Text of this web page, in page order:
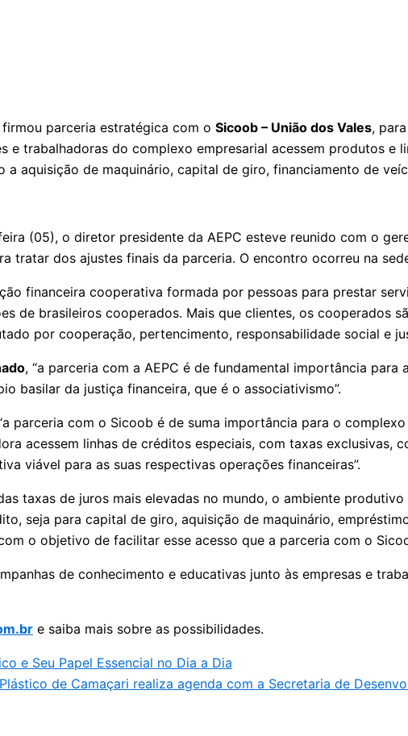
firmou parceria estratégica com o Sicoob – União dos Vales,
e trabalhadoras do complexo empresarial acessem produtos
a aquisição de maquinário, capital de giro, financiamento de
(05), o diretor presidente da AEPC esteve reunido com o
tratar dos ajustes finais da parceria. O encontro ocorreu na
financeira cooperativa formada por pessoas para prestar
de brasileiros cooperados. Mais que clientes, os cooperados
por cooperação, pertencimento, responsabilidade social e
, “a parceria com a AEPC é de fundamental importância
basilar da justiça financeira, que é o associativismo”.
parceria com o Sicoob é de suma importância para o
acessem linhas de créditos especiais, com taxas
viável para as suas respectivas operações financeiras”.
taxas de juros mais elevadas no mundo, o ambiente
seja para capital de giro, aquisição de maquinário,
o objetivo de facilitar esse acesso que a parceria com o
de conhecimento e educativas junto às empresas e
e saiba mais sobre as possibilidades.
e Seu Papel Essencial no Dia a Dia
de Camaçari realiza agenda com a Secretaria de